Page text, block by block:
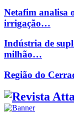
Netafim analisa
irrigação…
Indústria de
milhão…
Região do
Facebook
Twitter
Instagram
Linkedin
Youtube
Email